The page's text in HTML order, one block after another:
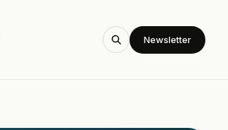
Newsletter